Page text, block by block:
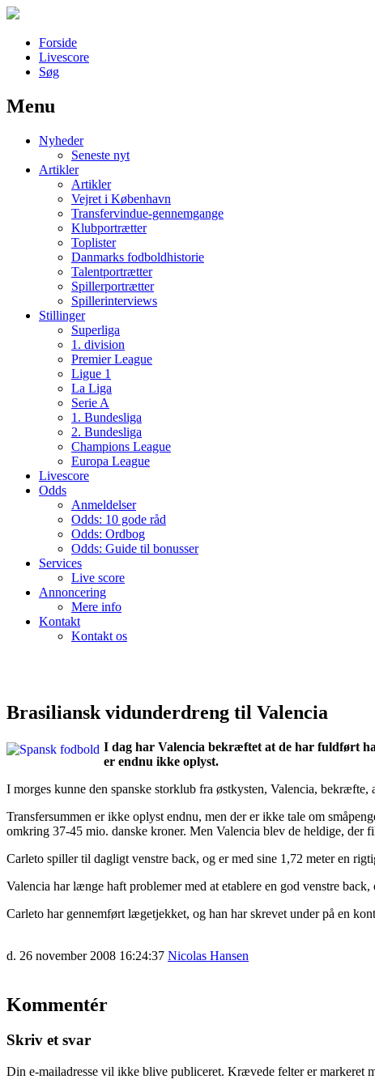
Forside
Livescore
Søg
Наши партнеры
лучшие займы
Menu
Nyheder
Seneste nyt
Artikler
Artikler
Vejret i København
Transfervindue-gennemgange
Klubportrætter
Toplister
Danmarks fodboldhistorie
Talentportrætter
Spillerportrætter
Spillerinterviews
Stillinger
Superliga
1. division
Premier League
Ligue 1
La Liga
Serie A
1. Bundesliga
2. Bundesliga
Champions League
Europa League
Livescore
Odds
Anmeldelser
Odds: 10 gode råd
Odds: Ordbog
Odds: Guide til bonusser
Services
Live score
Annoncering
Mere info
Kontakt
Kontakt os
Brasiliansk vidunderdreng til Valencia
I dag har Valencia bekræftet at de har fuldført
er endnu ikke oplyst.
I morges kunne den spanske storklub fra østkysten, Valencia,
Transfersummen er ikke oplyst endnu, men der er ikke tale om
omkring 37-45 mio. danske kroner. Men Valencia blev de heldige, der
Carleto spiller til dagligt venstre back, og er med sine 1,72 meter en
Valencia har længe haft problemer med at etablere en god venstre
Carleto har gennemført lægetjekket, og han har skrevet under på en
d. 26 november 2008 16:24:37 Nicolas Hansen
Kommentér
Skriv et svar
Din e-mailadresse vil ikke blive publiceret. Krævede felter er markeret